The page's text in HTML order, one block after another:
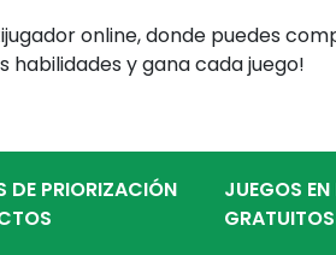
online, donde puedes
habilidades y gana cada juego!
DE PRIORIZACIÓN
JUEGOS EN
GRATUITOS